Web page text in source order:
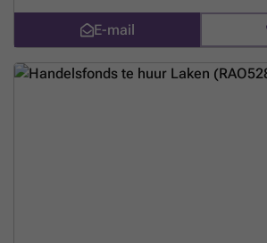
tweede jaar Provisie voor lasten: ±€100/maand
verwarming, elektriciteit en gemeenschappelijke
onroerende voorheffing: ±€808/jaar Voor meer
bezoek te plannen, neem contact op met
E-mail